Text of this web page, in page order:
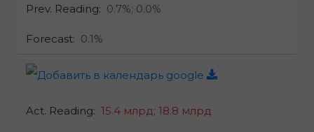
Prev. Reading: 0.7%; 0.0%
Forecast: 0.1%
Act. Reading: 15.4 млрд; 18.8 млрд